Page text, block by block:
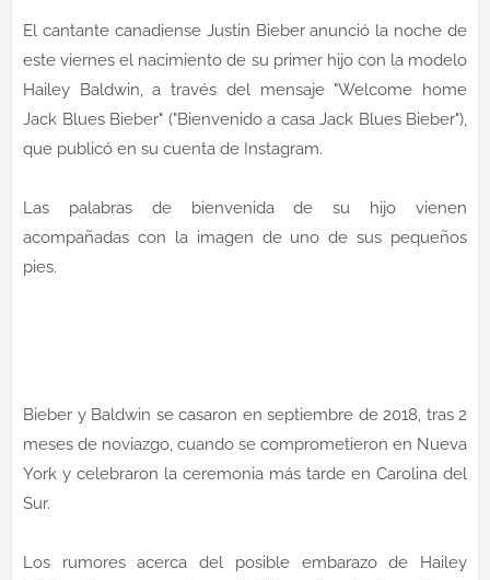
El cantante canadiense Justin Bieber anunció la noche de
este viernes el nacimiento de su primer hijo con la modelo
Hailey Baldwin, a través del mensaje "Welcome home
Jack Blues Bieber" ("Bienvenido a casa Jack Blues Bieber"),
que publicó en su cuenta de Instagram.
Las palabras de bienvenida de su hijo vienen
acompañadas con la imagen de uno de sus pequeños
pies.
Bieber y Baldwin se casaron en septiembre de 2018, tras 2
meses de noviazgo, cuando se comprometieron en Nueva
York y celebraron la ceremonia más tarde en Carolina del
Sur.
Los rumores acerca del posible embarazo de Hailey